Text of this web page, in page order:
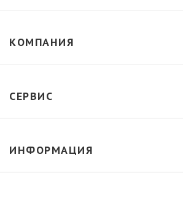
КОМПАНИЯ
СЕРВИС
ИНФОРМАЦИЯ